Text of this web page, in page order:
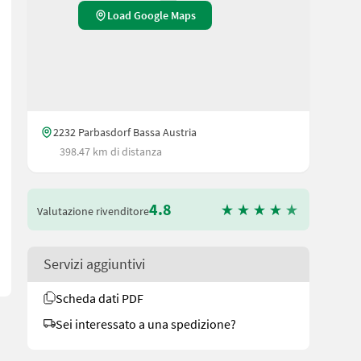
Geschwindigkeits-Handrad (RAINSTAR) * Rückstrahler-
Load Google Maps
2232 Parbasdorf Bassa Austria
398.47 km di distanza
Valutazione rivenditore4.8
Servizi aggiuntivi
Scheda dati PDF
Sei interessato a una spedizione?